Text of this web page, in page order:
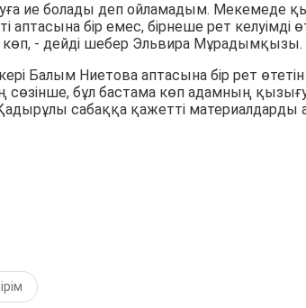
ие болады деп ойламадым. Мекемеде
бір емес, бірнеше рет келуімді
көп, - дейді шебер Эльвира Мұрадымқызы.
Балым Ниетова аптасына бір рет
сөзінше, бұл бастама көп адамның
сабаққа қажетті материалдарды